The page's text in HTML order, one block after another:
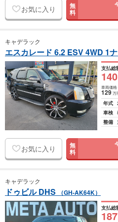
お気に入り 無
料
キャデラック
エスカレード 6.2 ESV 4WD 1
支払総
140
車両価格
129万
年式
車検
整備
お気に入り 無
料
キャデラック
ドゥビル DHS （GH-AK64K）
支払総
187